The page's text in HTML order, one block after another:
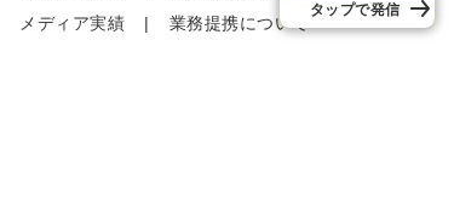
メディア実績
業務提携について
タップで発信